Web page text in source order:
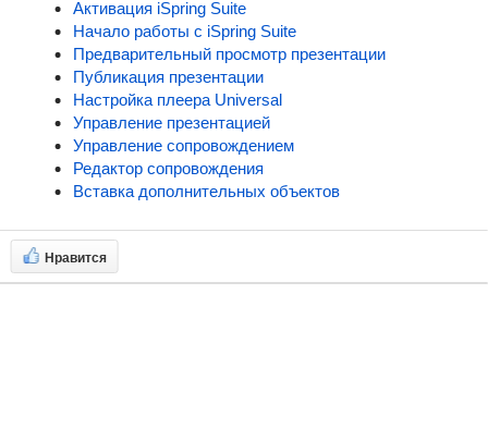
Активация iSpring Suite
Начало работы с iSpring Suite
Предварительный просмотр презентации
Публикация презентации
Настройка плеера Universal
Управление презентацией
Управление сопровождением
Редактор сопровождения
Вставка дополнительных объектов
Нравится